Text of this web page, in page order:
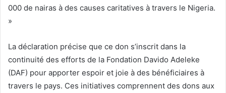
000 de nairas à des causes caritatives à travers le Nigeria.
»
La déclaration précise que ce don s’inscrit dans la
continuité des efforts de la Fondation Davido Adeleke
(DAF) pour apporter espoir et joie à des bénéficiaires à
travers le pays. Ces initiatives comprennent des dons aux